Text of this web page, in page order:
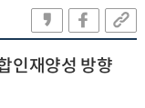
인재양성 방향